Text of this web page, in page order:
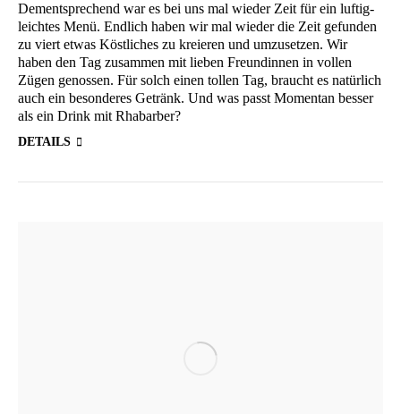
Dem­entspre­chend war es bei uns mal wie­der Zeit für ein luf­tig-
leich­tes Menü. End­lich haben wir mal wie­der die Zeit gefun­den
zu viert etwas Köst­li­ches zu kre­ieren und umzu­set­zen. Wir
haben den Tag zusam­men mit lie­ben Freun­din­nen in vol­len
Zügen genos­sen. Für solch einen tol­len Tag, braucht es natür­lich
auch ein beson­de­res Getränk. Und was passt Momen­tan bes­ser
als ein Drink mit Rhabarber?
DETAILS